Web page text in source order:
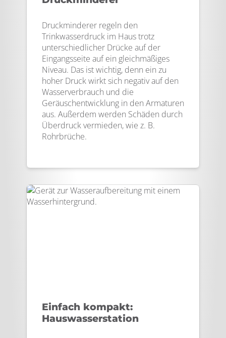
Druckminderer regeln den
Trinkwasserdruck im Haus trotz
unterschiedlicher Drücke auf der
Eingangsseite auf ein gleichmäßiges
Niveau. Das ist wichtig, denn ein zu
hoher Druck wirkt sich negativ auf den
Wasserverbrauch und die
Geräuschentwicklung in den Armaturen
aus. Außerdem werden Schäden durch
Überdruck vermieden, wie z. B.
Rohrbrüche.
Einfach kompakt:
Hauswasserstation